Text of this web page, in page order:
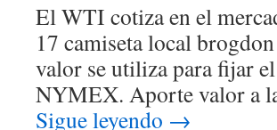
El WTI cotiza en el
17 camiseta local
valor se utiliza para fijar
NYMEX. Aporte valor a
Sigue leyendo →